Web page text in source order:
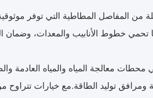
المفاصل المطاطية التي توفر موثوقية
تحمي خطوط الأنابيب والمعدات،
معالجة المياه والمياه العادمة
ومرافق توليد الطاقة.مع خيارات